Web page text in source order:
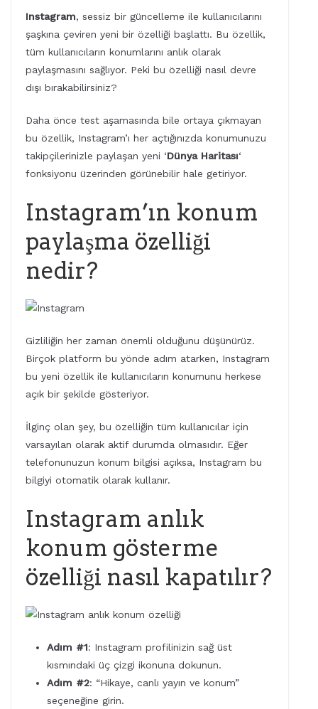
Instagram, sessiz bir güncelleme ile kullanıcılarını
şaşkına çeviren yeni bir özelliği başlattı. Bu özellik,
tüm kullanıcıların konumlarını anlık olarak
paylaşmasını sağlıyor. Peki bu özelliği nasıl devre
dışı bırakabilirsiniz?
Daha önce test aşamasında bile ortaya çıkmayan
bu özellik, Instagram’ı her açtığınızda konumunuzu
takipçilerinizle paylaşan yeni ‘Dünya Haritası‘
fonksiyonu üzerinden görünebilir hale getiriyor.
Instagram’ın konum
paylaşma özelliği
nedir?
Gizliliğin her zaman önemli olduğunu düşünürüz.
Birçok platform bu yönde adım atarken, Instagram
bu yeni özellik ile kullanıcıların konumunu herkese
açık bir şekilde gösteriyor.
İlginç olan şey, bu özelliğin tüm kullanıcılar için
varsayılan olarak aktif durumda olmasıdır. Eğer
telefonunuzun konum bilgisi açıksa, Instagram bu
bilgiyi otomatik olarak kullanır.
Instagram anlık
konum gösterme
özelliği nasıl kapatılır?
Adım #1: Instagram profilinizin sağ üst
kısmındaki üç çizgi ikonuna dokunun.
Adım #2: “Hikaye, canlı yayın ve konum”
seçeneğine girin.